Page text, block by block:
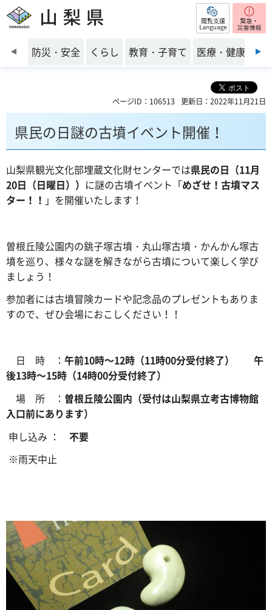
山梨県 閲覧支援
前のスライドを表示
防災・安全 くらし 教育・子育て 医療・健康・福
ページID：106513 更新日：2022年11月21日
県民の日謎の古墳イベント開催！
山梨県観光文化部埋蔵文化財センターでは県民の日（11月
20日（日曜日）） に謎の古墳イベント「めざせ！古墳マス
ター！！ 」を開催いたします！
曽根丘陵公園内の銚子塚古墳・丸山塚古墳・かんかん塚古
墳を巡り、様々な謎を解きながら古墳について楽しく学び
ましょう！
参加者には古墳冒険カードや記念品のプレゼントもありま
すので、ぜひ会場におこしください！！
日 時 ： 午前10時～12時（11時00分受付終了）
午
後13時～15時（14時00分受付終了）
場 所 ： 曽根丘陵公園内（受付は山梨県立考古博物館
入口前にあります）
申し込み ： 不要
※雨天中止